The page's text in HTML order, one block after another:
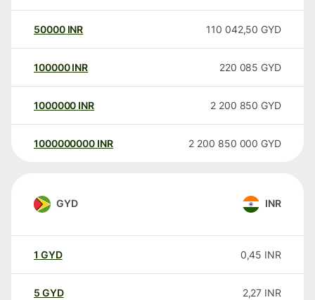
50000 INR 110 042,50 GYD
100000 INR 220 085 GYD
1000000 INR 2 200 850 GYD
1000000000 INR 2 200 850 000 GYD
GYD INR
1 GYD 0,45 INR
5 GYD 2,27 INR